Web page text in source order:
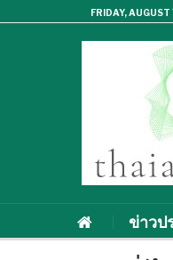
FRIDAY,
ข่าวป